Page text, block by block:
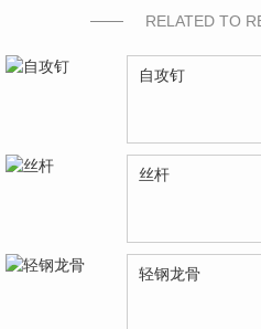
RELATED TO
自攻钉
丝杆
轻钢龙骨